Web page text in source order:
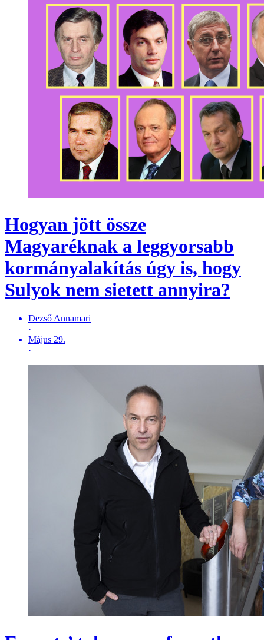
Hogyan jött össze
Magyaréknak a leggyorsabb
kormányalakítás úgy is, hogy
Sulyok nem sietett annyira?
Dezső Annamari
·
Május 29.
·